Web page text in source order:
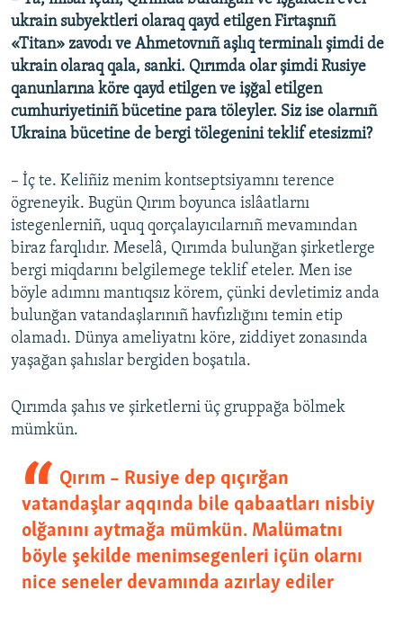
ukrain subyektleri olaraq qayd etilgen Firtaşnıñ
«Titan» zavodı ve Ahmetovnıñ aşlıq terminalı şimdi de
ukrain olaraq qala, sanki. Qırımda olar şimdi Rusiye
qanunlarına köre qayd etilgen ve işğal etilgen
cumhuriyetiniñ bücetine para töleyler. Siz ise olarnıñ
Ukraina bücetine de bergi tölegenini teklif etesizmi?
– İç te. Keliñiz menim kontseptsiyamnı terence
ögreneyik. Bugün Qırım boyunca islâatlarnı
istegenlerniñ, uquq qorçalayıcılarnıñ mevamından
biraz farqlıdır. Meselâ, Qırımda bulunğan şirketlerge
bergi miqdarını belgilemege teklif eteler. Men ise
böyle adımnı mantıqsız körem, çünki devletimiz anda
bulunğan vatandaşlarınıñ havfızlığını temin etip
olamadı. Dünya ameliyatnı köre, ziddiyet zonasında
yaşağan şahıslar bergiden boşatıla.
Qırımda şahıs ve şirketlerni üç gruppağa bölmek
mümkün.
Qırım – Rusiye dep qıçırğan
vatandaşlar aqqında bile qabaatları nisbiy
olğanını aytmağa mümkün. Malümatnı
böyle şekilde menimsegenleri içün olarnı
nice seneler devamında azırlay ediler